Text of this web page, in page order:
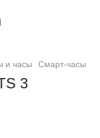
и часы Смарт-часы
3